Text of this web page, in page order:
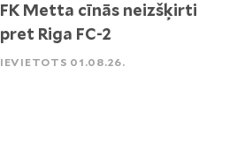
FK Metta cīnās neizšķirti
pret Riga FC-2
IEVIETOTS 01.08.26.